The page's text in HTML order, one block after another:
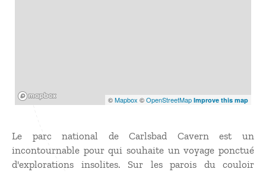
©Mapbox ©OpenStreetMap Improve this map
Le parc national de Carlsbad Cavern est un
incontournable pour qui souhaite un voyage ponctué
d'explorations insolites. Sur les parois du couloir